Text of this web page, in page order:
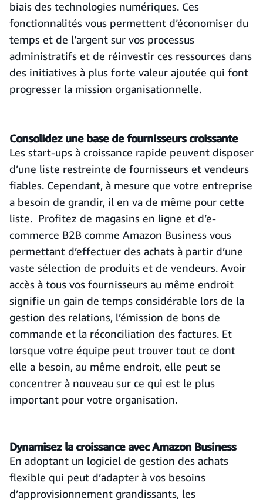
biais des technologies numériques. Ces
fonctionnalités vous permettent d’économiser du
temps et de l’argent sur vos processus
administratifs et de réinvestir ces ressources dans
des initiatives à plus forte valeur ajoutée qui font
progresser la mission organisationnelle.
Consolidez une base de fournisseurs croissante
Les start-ups à croissance rapide peuvent disposer
d’une liste restreinte de fournisseurs et vendeurs
fiables. Cependant, à mesure que votre entreprise
a besoin de grandir, il en va de même pour cette
liste. Profitez de magasins en ligne et d’e-
commerce B2B comme Amazon Business vous
permettant d’effectuer des achats à partir d’une
vaste sélection de produits et de vendeurs. Avoir
accès à tous vos fournisseurs au même endroit
signifie un gain de temps considérable lors de la
gestion des relations, l’émission de bons de
commande et la réconciliation des factures. Et
lorsque votre équipe peut trouver tout ce dont
elle a besoin, au même endroit, elle peut se
concentrer à nouveau sur ce qui est le plus
important pour votre organisation.
Dynamisez la croissance avec Amazon Business
En adoptant un logiciel de gestion des achats
flexible qui peut d’adapter à vos besoins
d’approvisionnement grandissants, les